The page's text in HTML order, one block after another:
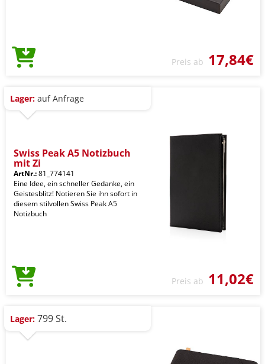
Preis ab 17,84€
Lager: auf Anfrage
Swiss Peak A5 Notizbuch
mit Zi
ArtNr.:81_774141
Eine Idee, ein schneller Gedanke, ein
Geistesblitz! Notieren Sie ihn sofort in
diesem stilvollen Swiss Peak A5
Notizbuch
Preis ab 11,02€
Lager: 799 St.